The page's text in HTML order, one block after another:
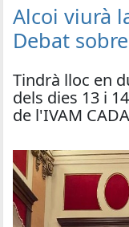
Alcoi viurà
Debat
Tindrà lloc en
dels dies 13 i
de l'IVAM